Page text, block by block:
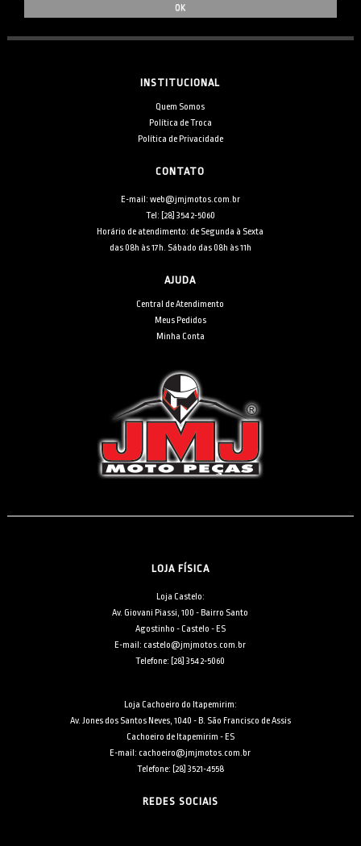
INSTITUCIONAL
Quem Somos
Política de Troca
Política de Privacidade
CONTATO
E-mail: web@jmjmotos.com.br
Tel: [28] 3542-5060
Horário de atendimento: de Segunda à Sexta
das 08h às 17h. Sábado das 08h às 11h
AJUDA
Central de Atendimento
Meus Pedidos
Minha Conta
LOJA FÍSICA
Loja Castelo:
Av. Giovani Piassi, 100 - Bairro Santo
Agostinho - Castelo - ES
E-mail: castelo@jmjmotos.com.br
Telefone: [28] 3542-5060
Loja Cachoeiro do Itapemirim:
Av. Jones dos Santos Neves, 1040 - B. São Francisco de Assis
Cachoeiro de Itapemirim - ES
E-mail: cachoeiro@jmjmotos.com.br
Telefone: [28] 3521-4558
REDES SOCIAIS